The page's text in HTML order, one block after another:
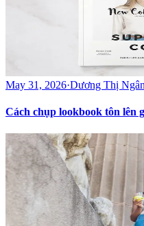
May 31, 2026·Dương Thị Ngân
Cách chụp lookbook tôn lên